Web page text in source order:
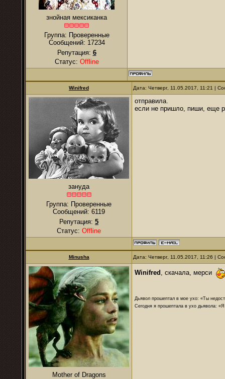
знойная мексиканка
Группа: Проверенные
Сообщений: 17234
Репутация: 6
Статус: Offline
Winifred Дата: Четверг, 11.05.2017, 11:21 |
зануда
Группа: Проверенные
Сообщений: 6119
Репутация: 5
Статус: Offline
отправила.
если не пришло, пиши, еще
Minusha Дата: Четверг, 11.05.2017, 11:26 |
Mother of Dragons
Winifred , скачала, мерси
Дьявол прошептал в мое ухо: «Ты
Сегодня я прошептала в ухо дьявола: